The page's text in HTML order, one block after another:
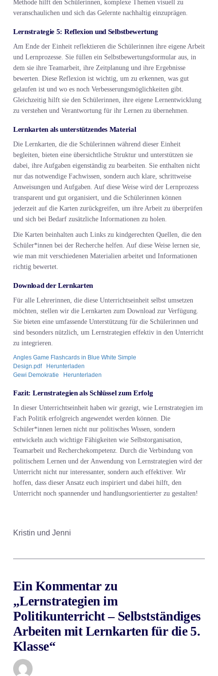
Methode hilft den Schülerinnen, komplexe Themen visuell zu
veranschaulichen und sich das Gelernte nachhaltig einzuprägen.
Lernstrategie 5: Reflexion und Selbstbewertung
Am Ende der Einheit reflektieren die Schülerinnen ihre eigene Arbeit
und Lernprozesse. Sie füllen ein Selbstbewertungsformular aus, in
dem sie ihre Teamarbeit, ihre Zeitplanung und ihre Ergebnisse
bewerten. Diese Reflexion ist wichtig, um zu erkennen, was gut
gelaufen ist und wo es noch Verbesserungsmöglichkeiten gibt.
Gleichzeitig hilft sie den Schülerinnen, ihre eigene Lernentwicklung
zu verstehen und Verantwortung für ihr Lernen zu übernehmen.
Lernkarten als unterstützendes Material
Die Lernkarten, die die Schülerinnen während dieser Einheit
begleiten, bieten eine übersichtliche Struktur und unterstützen sie
dabei, ihre Aufgaben eigenständig zu bearbeiten. Sie enthalten nicht
nur das notwendige Fachwissen, sondern auch klare, schrittweise
Anweisungen und Aufgaben. Auf diese Weise wird der Lernprozess
transparent und gut organisiert, und die Schülerinnen können
jederzeit auf die Karten zurückgreifen, um ihre Arbeit zu überprüfen
und sich bei Bedarf zusätzliche Informationen zu holen.
Die Karten beinhalten auch Links zu kindgerechten Quellen, die den
Schüler*innen bei der Recherche helfen. Auf diese Weise lernen sie,
wie man mit verschiedenen Materialien arbeitet und Informationen
richtig bewertet.
Download der Lernkarten
Für alle Lehrerinnen, die diese Unterrichtseinheit selbst umsetzen
möchten, stellen wir die Lernkarten zum Download zur Verfügung.
Sie bieten eine umfassende Unterstützung für die Schülerinnen und
sind besonders nützlich, um Lernstrategien effektiv in den Unterricht
zu integrieren.
Angles Game Flashcards in Blue White Simple
Design.pdf
Herunterladen
Gewi Demokratie
Herunterladen
Fazit: Lernstrategien als Schlüssel zum Erfolg
In dieser Unterrichtseinheit haben wir gezeigt, wie Lernstrategien im
Fach Politik erfolgreich angewendet werden können. Die
Schüler*innen lernen nicht nur politisches Wissen, sondern
entwickeln auch wichtige Fähigkeiten wie Selbstorganisation,
Teamarbeit und Recherchekompetenz. Durch die Verbindung von
politischem Lernen und der Anwendung von Lernstrategien wird der
Unterricht nicht nur interessanter, sondern auch effektiver. Wir
hoffen, dass dieser Ansatz euch inspiriert und dabei hilft, den
Unterricht noch spannender und handlungsorientierter zu gestalten!
Kristin und Jenni
Ein Kommentar zu
„Lernstrategien im
Politikunterricht – Selbstständiges
Arbeiten mit Lernkarten für die 5.
Klasse“